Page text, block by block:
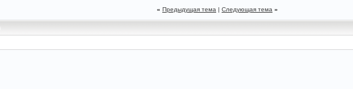
« Предыдущая тема | Следующая тема »